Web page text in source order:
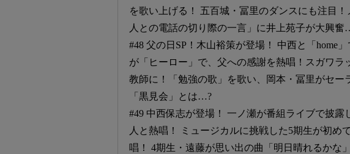
を歌い上げる！ 五百城・冨里のダンスにも注目
人との電話の切り際の一言」に井上苑子が大興奮
#48 父の日SP！木山裕策が登場！ 中西と「home
が「ヒーロー」で、父への感謝を熱唱！スガワ
教師に！「勉強の歌」を歌い、岡本・冨里がセー
「黒見会」とは…?
#49 中西保志が登場！ 一ノ瀬が番組ライブで披
人と熱唱！ ミュージカルに挑戦した5期生が初め
唱！ 4期生・遠藤が思い出の曲「明日晴れるか